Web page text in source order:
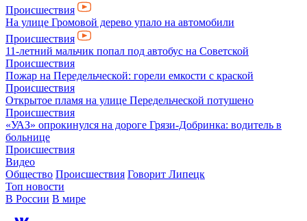
Происшествия
На улице Громовой дерево упало на автомобили
Происшествия
11-летний мальчик попал под автобус на Советcкой
Происшествия
Пожар на Передельческой: горели емкости с краской
Происшествия
Открытое пламя на улице Передельческой потушено
Происшествия
«УАЗ» опрокинулся на дороге Грязи-Добринка: водитель в
больнице
Происшествия
Видео
Общество Происшествия Говорит Липецк
Топ новости
В России В мире